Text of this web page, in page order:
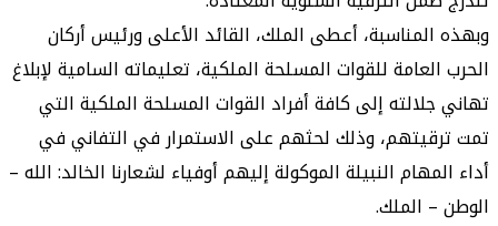
أعطى الملك، القائد الأعلى ورئيس أركان
للقوات المسلحة الملكية، تعليماته السامية لإبلاغ
إلى كافة أفراد القوات المسلحة الملكية التي
وذلك لحثهم على الاستمرار في التفاني في
النبيلة الموكولة إليهم أوفياء لشعارنا الخالد: الله –
الملك.